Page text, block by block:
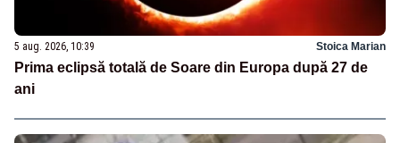
5 aug. 2026, 10:39 Stoica Marian
Prima eclipsă totală de Soare din Europa după 27 de
ani